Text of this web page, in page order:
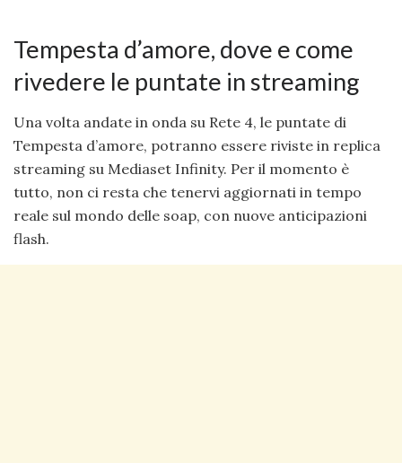
Tempesta d’amore, dove e come
rivedere le puntate in streaming
Una volta andate in onda su Rete 4, le puntate di
Tempesta d’amore, potranno essere riviste in replica
streaming su Mediaset Infinity. Per il momento è
tutto, non ci resta che tenervi aggiornati in tempo
reale sul mondo delle soap, con nuove anticipazioni
flash.